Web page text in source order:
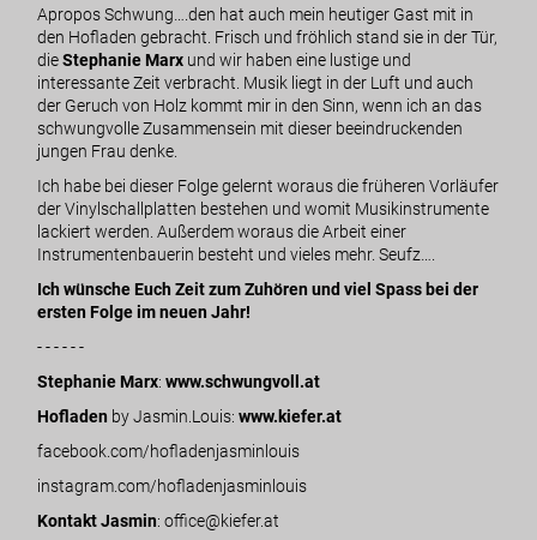
Apropos Schwung….den hat auch mein heutiger Gast mit in
den Hofladen gebracht. Frisch und fröhlich stand sie in der Tür,
dieStephanie Marx und wir haben eine lustige und
interessante Zeit verbracht. Musik liegt in der Luft und auch
der Geruch von Holz kommt mir in den Sinn, wenn ich an das
schwungvolle Zusammensein mit dieser beeindruckenden
jungen Frau denke.
Ich habe bei dieser Folge gelernt woraus die früheren Vorläufer
der Vinylschallplatten bestehen und womit Musikinstrumente
lackiert werden. Außerdem woraus die Arbeit einer
Instrumentenbauerin besteht und vieles mehr. Seufz….
Ich wünsche Euch Zeit zum Zuhören und viel Spass bei der
ersten Folge im neuen Jahr!
- - - - - -
Stephanie Marx: www.schwungvoll.at
Hofladen by Jasmin.Louis:www.kiefer.at
facebook.com/hofladenjasminlouis
instagram.com/hofladenjasminlouis
Kontakt Jasmin: office@kiefer.at